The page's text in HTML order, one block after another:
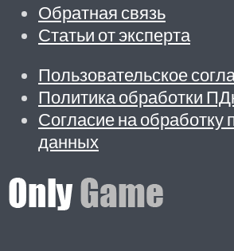
Обратная связь
Статьи от эксперта
Пользовательское
Политика обработки
Согласие на обработку
данных